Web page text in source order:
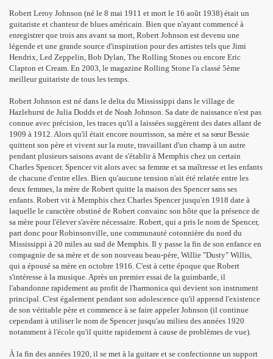
Robert Leroy Johnson (né le 8 mai 1911 et mort le 16 août 1938) était un
guitariste et chanteur de blues américain. Bien que n'ayant commencé à
enregistrer que trois ans avant sa mort, Robert Johnson est devenu une
légende et une grande source d'inspiration pour des artistes tels que Jimi
Hendrix, Led Zeppelin, Bob Dylan, The Rolling Stones ou encore Eric
Clapton et Cream. En 2003, le magazine Rolling Stone l'a classé 5ème
meilleur guitariste de tous les temps.
Robert Johnson est né dans le delta du Mississippi dans le village de
Hazlehurst de Julia Dodds et de Noah Johnson. Sa date de naissance n'est pas
connue avec précision, les traces qu'il a laissées suggèrent des dates allant de
1909 à 1912. Alors qu'il était encore nourrisson, sa mère et sa sœur Bessie
quittent son père et vivent sur la route, travaillant d'un champ à un autre
pendant plusieurs saisons avant de s'établir à Memphis chez un certain
Charles Spencer. Spencer vit alors avec sa femme et sa maîtresse et les enfants
de chacune d'entre elles. Bien qu'aucune tension n'ait été relatée entre les
deux femmes, la mère de Robert quitte la maison des Spencer sans ses
enfants. Robert vit à Memphis chez Charles Spencer jusqu'en 1918 date à
laquelle le caractère obstiné de Robert convainc son hôte que la présence de
sa mère pour l'élever s'avère nécessaire. Robert, qui a pris le nom de Spencer,
part donc pour Robinsonville, une communauté cotonnière du nord du
Mississippi à 20 miles au sud de Memphis. Il y passe la fin de son enfance en
compagnie de sa mère et de son nouveau beau-père, Willie "Dusty" Willis,
qui a épousé sa mère en octobre 1916. C'est à cette époque que Robert
s'intéresse à la musique. Après un premier essai de la guimbarde, il
l'abandonne rapidement au profit de l'harmonica qui devient son instrument
principal. C'est également pendant son adolescence qu'il apprend l'existence
de son véritable père et commence à se faire appeler Johnson (il continue
cependant à utiliser le nom de Spencer jusqu'au milieu des années 1920
notamment à l'école qu'il quitte rapidement à cause de problèmes de vue).
À la fin des années 1920, il se met à la guitare et se confectionne un support